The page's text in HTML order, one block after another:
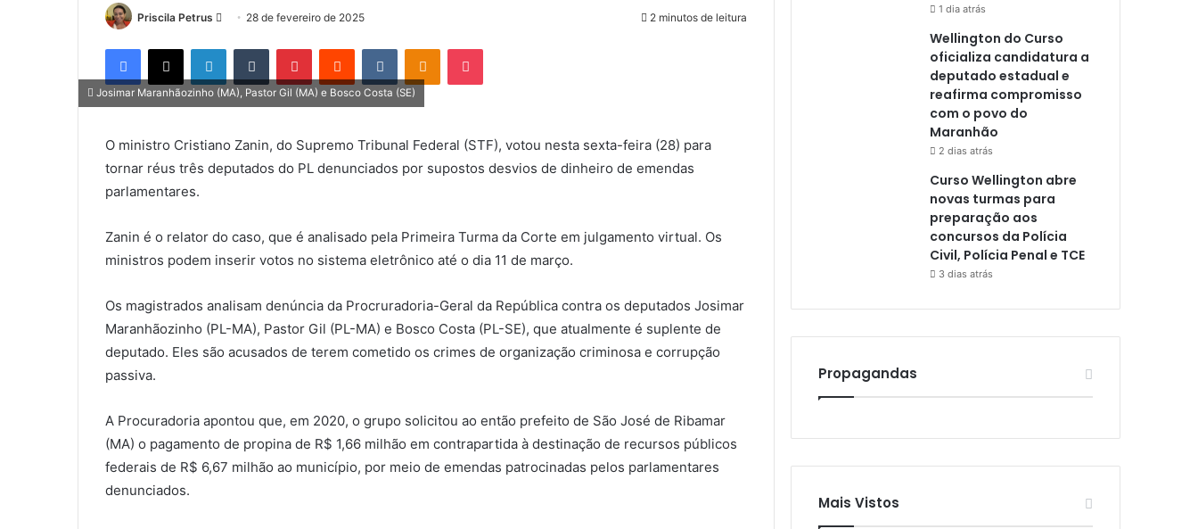
Priscila Petrus
d
m
e
a
28 de fevereiro de 2025 2 minutos de leitura
Josimar Maranhãozinho (MA), Pastor Gil (MA) e Bosco Costa (SE)
O ministro Cristiano Zanin, do Supremo Tribunal Federal (STF), votou nesta sexta-feira (28) para
tornar réus três deputados do PL denunciados por supostos desvios de dinheiro de emendas
parlamentares.
Zanin é o relator do caso, que é analisado pela Primeira Turma da Corte em julgamento virtual. Os
ministros podem inserir votos no sistema eletrônico até o dia 11 de março.
Os magistrados analisam denúncia da Procruradoria-Geral da República contra os deputados Josimar
Maranhãozinho (PL-MA), Pastor Gil (PL-MA) e Bosco Costa (PL-SE), que atualmente é suplente de
deputado. Eles são acusados de terem cometido os crimes de organização criminosa e corrupção
passiva.
A Procuradoria apontou que, em 2020, o grupo solicitou ao então prefeito de São José de Ribamar
(MA) o pagamento de propina de R$ 1,66 milhão em contrapartida à destinação de recursos públicos
federais de R$ 6,67 milhão ao município, por meio de emendas patrocinadas pelos parlamentares
denunciados.
1 dia atrás
Wellington do Curso
oficializa candidatura a
deputado estadual e
reafirma compromisso
com o povo do
Maranhão
2 dias atrás
Curso Wellington abre
novas turmas para
preparação aos
concursos da Polícia
Civil, Polícia Penal e TCE
3 dias atrás
Propagandas
Mais Vistos